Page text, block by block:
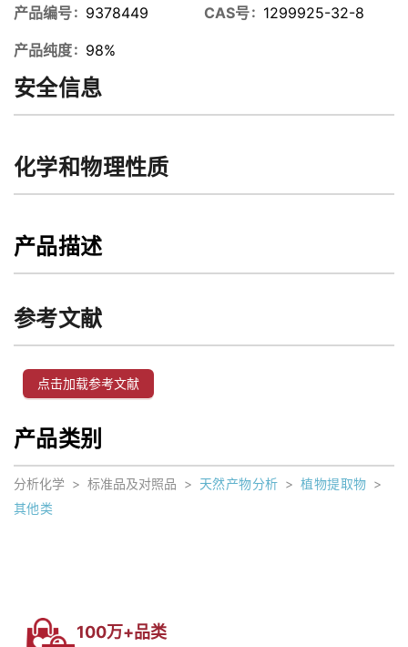
产品编号 9378449 CAS号 1299925-32-8
产品纯度 98%
安全信息
化学和物理性质
产品描述
参考文献
点击加载参考文献
产品类别
分析化学 > 标准品及对照品 > 天然产物分析 > 植物提取物 >
其他类
100万+品类